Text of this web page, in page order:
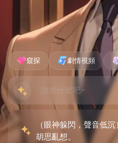
窺探 劇情視頻
（眼神躲閃，聲音低
胡思亂想。